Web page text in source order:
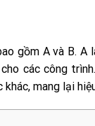
gồm A và B.
các công
mang lại